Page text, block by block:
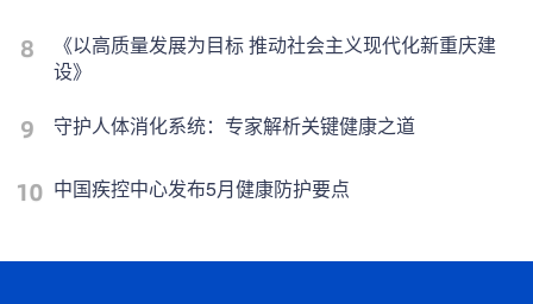
《以高质量发展为目标 推动社会主义现代化新重庆建
设》
守护人体消化系统：专家解析关键健康之道
中国疾控中心发布5月健康防护要点